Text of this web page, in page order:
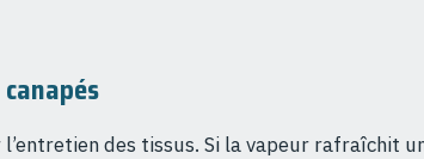
des tissus. Si la vapeur rafraîchit